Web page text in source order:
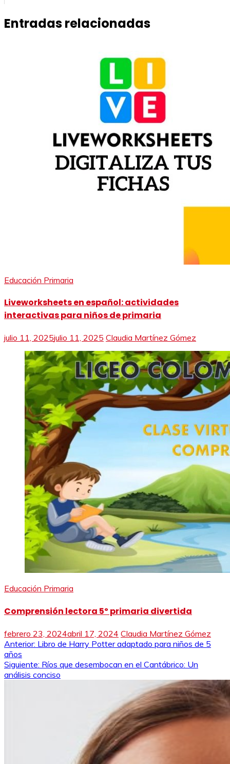
Entradas relacionadas
Educación Primaria
Liveworksheets en español: actividades
interactivas para niños de primaria
julio 11, 2025julio 11, 2025 Claudia Martínez Gómez
Educación Primaria
Comprensión lectora 5º primaria divertida
febrero 23, 2024abril 17, 2024 Claudia Martínez Gómez
Navegación
de
entradas
Anterior: Libro de Harry Potter adaptado para niños de 5
años
Siguiente: Ríos que desembocan en el Cantábrico: Un
análisis conciso